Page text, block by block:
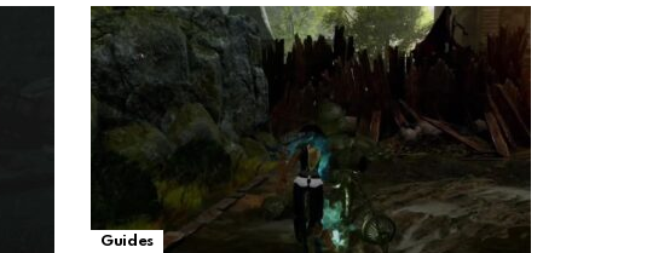
Guides